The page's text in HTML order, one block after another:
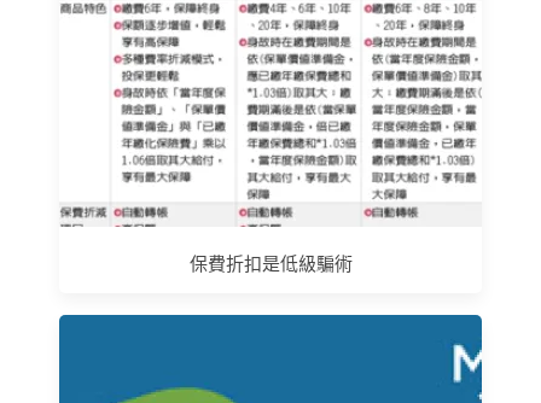
保費折扣是低級騙術